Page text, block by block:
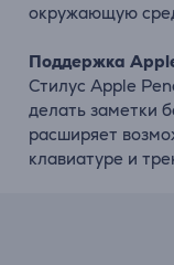
окружающую
Поддержка
Стилус Apple
делать заметки
расширяет
клавиатуре и